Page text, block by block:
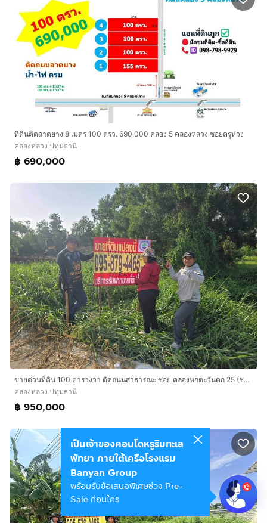
ที่ดินติดลาดยาง 8 เมตร 100 ตรว. 690,000 คลอง 5 คลองหลวง ซอยครูห่วง
คลองหลวง ปทุมธานี
฿ 690,000
ขายด่วนที่ดิน 100 ตารางวา ติดถนนสาธารณะ ซอย คลองหกตะวันตก 25 (ชอยยายร่ม) คลองหลวง ปทุมธานี
คลองหลวง ปทุมธานี
฿ 950,000
เป็นเจ้าของคอนโดหรูริมทะเล
พัทยา ภายใต้เครือโรงแรม
Banyan Group
พร้อมรับข้อเสนอพิเศษช่วง Pre-
Sale ก่อนใคร